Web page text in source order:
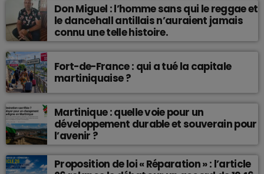
Don Miguel : l’homme sans qui le reggae et
le dancehall antillais n’auraient jamais
connu une telle histoire.
Fort-de-France : qui a tué la capitale
martiniquaise ?
Martinique : quelle voie pour un
développement durable et souverain pour
l’avenir ?
Proposition de loi « Réparation » : l’article